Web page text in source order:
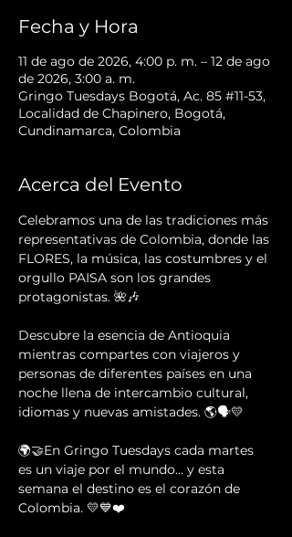
Fecha y Hora
11 de ago de 2026, 4:00 p. m. – 12 de ago
de 2026, 3:00 a. m.
Gringo Tuesdays Bogotá, Ac. 85 #11-53,
Localidad de Chapinero, Bogotá,
Cundinamarca, Colombia
Acerca del Evento
Celebramos una de las tradiciones más
representativas de Colombia, donde las
FLORES, la música, las costumbres y el
orgullo PAISA son los grandes
protagonistas. 🌺🎶
Descubre la esencia de Antioquia
mientras compartes con viajeros y
personas de diferentes países en una
noche llena de intercambio cultural,
idiomas y nuevas amistades. 🌎🗣️💛
🌍🤝En Gringo Tuesdays cada martes
es un viaje por el mundo... y esta
semana el destino es el corazón de
Colombia. 💛💙❤️